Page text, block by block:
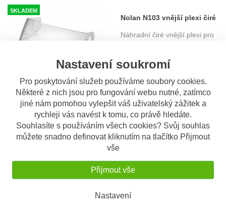
Nastavení soukromí
Pro poskytování služeb používáme soubory cookies.
Některé z nich jsou pro fungování webu nutné, zatímco
jiné nám pomohou vylepšit váš uživatelský zážitek a
rychleji vás navést k tomu, co právě hledáte.
Souhlasíte s používáním všech cookies? Svůj souhlas
můžete snadno definovat kliknutím na tlačítko Přijmout
vše
Přijmout vše
Nastavení
SKLADEM
Nolan N103 vnější plexi čiré
Náhradní čiré vnější plexi pro
SKLADEM
Nolan N70 vnější čiré plexi
Náhradní čiré plexisklo pro
Nolan N70
820 Kč